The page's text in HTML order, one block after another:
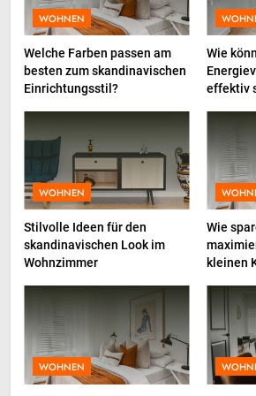
1
Comment les
alimentaires
votre énergie
Total
(TPM): Warum
der
entscheidet
3
InternetFame-
bewerten den
der Nachfrage
Marketing bei
Unternehmen
BUSINESS
4
WOHNEN
Welche Farben passen am
besten zum skandinavischen
Einrichtungsstil?
Wie
effektiv
WOHNEN
Stilvolle Ideen für den
skandinavischen Look im
Wohnzimmer
Wie
kleinen
WOHNEN